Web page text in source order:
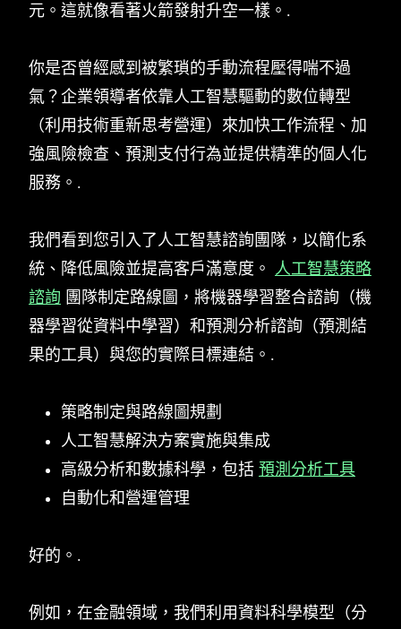
元。這就像看著火箭發射升空一樣。.
你是否曾經感到被繁瑣的手動流程壓得喘不過
氣？企業領導者依靠人工智慧驅動的數位轉型
（利用技術重新思考營運）來加快工作流程、加
強風險檢查、預測支付行為並提供精準的個人化
服務。.
我們看到您引入了人工智慧諮詢團隊，以簡化系
統、降低風險並提高客戶滿意度。 人工智慧策略
諮詢 團隊制定路線圖，將機器學習整合諮詢（機
器學習從資料中學習）和預測分析諮詢（預測結
果的工具）與您的實際目標連結。.
策略制定與路線圖規劃
人工智慧解決方案實施與集成
高級分析和數據科學，包括 預測分析工具
自動化和營運管理
好的。.
例如，在金融領域，我們利用資料科學模型（分